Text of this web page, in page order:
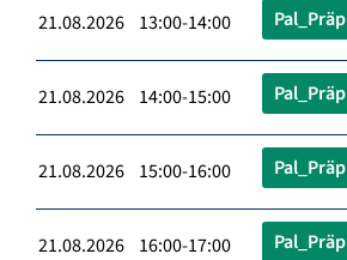
21.08.2026 13:00-14:00 Pal_Präp
21.08.2026 14:00-15:00 Pal_Präp
21.08.2026 15:00-16:00 Pal_Präp
21.08.2026 16:00-17:00 Pal_Präp